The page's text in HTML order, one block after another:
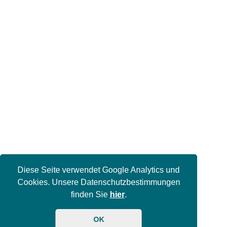
Diese Seite verwendet Google Analytics und
Cookies. Unsere Datenschutzbestimmungen
finden Sie hier.
OK